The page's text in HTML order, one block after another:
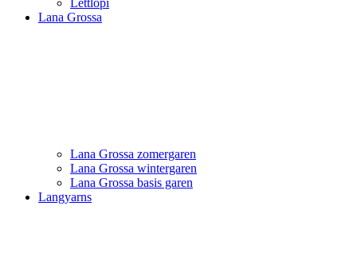
Lettlopi
Lana Grossa
Lana Grossa zomergaren
Lana Grossa wintergaren
Lana Grossa basis garen
Langyarns